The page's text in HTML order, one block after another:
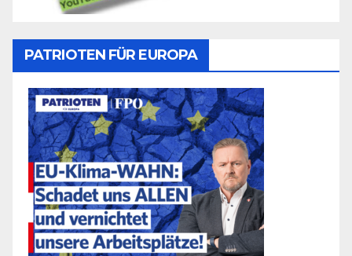
PATRIOTEN FÜR EUROPA